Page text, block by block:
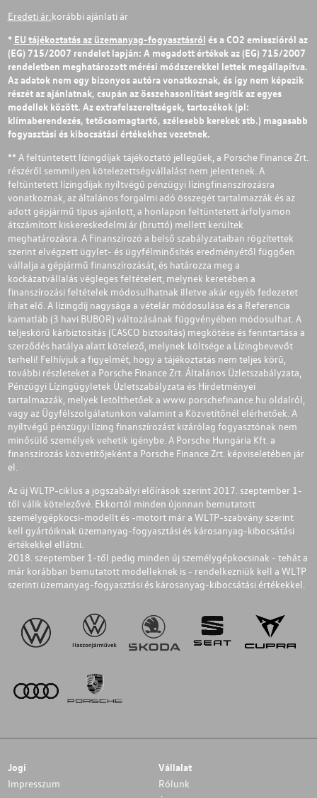
Eredeti ár:korábbi ajánlati ár
* EU tájékoztatás az üzemanyag-fogyasztásról és a CO2 emisszióról az
(EG) 715/2007 rendelet lapján: A megadott értékek az (EG) 715/2007
rendeletben meghatározott mérési módszerekkel lettek megállapítva.
Az adatok nem egy bizonyos autóra vonatkoznak, és így nem képezik
részét az ajánlatnak, csupán az összehasonlítást segítik az egyes
modellek között. Az extrafelszereltségek, tartozékok (pl:
klímaberendezés, tetőcsomagtartó, szélesebb kerekek stb.) magasabb
fogyasztási és kibocsátási értékekhez vezetnek.
** A feltüntetett lízingdíjak tájékoztató jellegűek, a Porsche Finance Zrt.
részéről semmilyen kötelezettségvállalást nem jelentenek. A
feltüntetett lízingdíjak nyíltvégű pénzügyi lízingfinanszírozásra
vonatkoznak, az általános forgalmi adó összegét tartalmazzák és az
adott gépjármű típus ajánlott, a honlapon feltüntetett árfolyamon
átszámított kiskereskedelmi ár (bruttó) mellett kerültek
meghatározásra. A Finanszírozó a belső szabályzataiban rögzítettek
szerint elvégzett ügylet- és ügyfélminősítés eredményétől függően
vállalja a gépjármű finanszírozását, és határozza meg a
kockázatvállalás végleges feltételeit, melynek keretében a
finanszírozási feltételek módosulhatnak illetve akár egyéb fedezetet
írhat elő. A lízingdíj nagysága a vételár módosulása és a Referencia
kamatláb (3 havi BUBOR) változásának függvényében módosulhat. A
teljeskörű kárbiztosítás (CASCO biztosítás) megkötése és fenntartása a
szerződés hatálya alatt kötelező, melynek költsége a Lízingbevevőt
terheli! Felhívjuk a figyelmét, hogy a tájékoztatás nem teljes körű,
további részleteket a Porsche Finance Zrt. Általános Üzletszabályzata,
Pénzügyi Lízingügyletek Üzletszabályzata és Hirdetményei
tartalmazzák, melyek letölthetőek a www.porschefinance.hu oldalról,
vagy az Ügyfélszolgálatunkon valamint a Közvetítőnél elérhetőek. A
nyíltvégű pénzügyi lízing finanszírozást kizárólag fogyasztónak nem
minősülő személyek vehetik igénybe. A Porsche Hungária Kft. a
finanszírozás közvetítőjeként a Porsche Finance Zrt. képviseletében jár
el.
Az új WLTP-ciklus a jogszabályi előírások szerint 2017. szeptember 1-
től válik kötelezővé. Ekkortól minden újonnan bemutatott
személygépkocsi-modellt és -motort már a WLTP-szabvány szerint
kell gyártóiknak üzemanyag-fogyasztási és károsanyag-kibocsátási
értékekkel ellátni.
2018. szeptember 1-től pedig minden új személygépkocsinak - tehát a
már korábban bemutatott modelleknek is - rendelkezniük kell a WLTP
szerinti üzemanyag-fogyasztási és károsanyag-kibocsátási értékekkel.
Jogi
Impresszum
Vállalat
Rólunk